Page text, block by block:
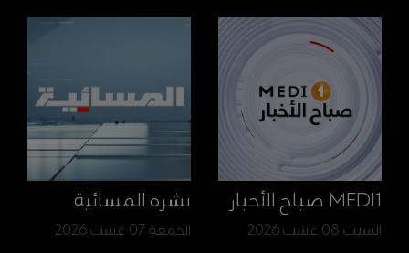
MEDI1 صباح الأخبار
السبت 08 غشت 2026
نشرة المسائية
الجمعة 07 غشت 2026